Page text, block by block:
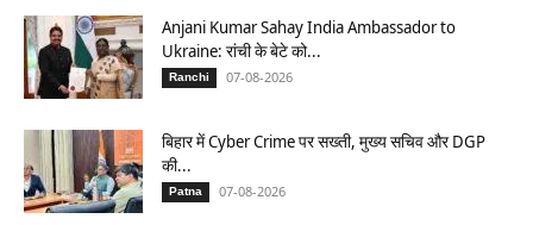
Anjani Kumar Sahay India Ambassador to
Ukraine: रांची के बेटे को...
Ranchi 07-08-2026
बिहार में Cyber Crime पर सख्ती, मुख्य सचिव और DGP
की...
Patna 07-08-2026